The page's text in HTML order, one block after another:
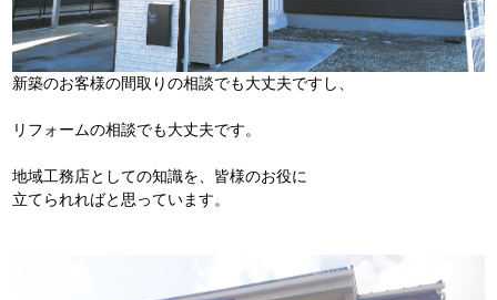
新築のお客様の間取りの相談でも大丈夫ですし、
リフォームの相談でも大丈夫です。
地域工務店としての知識を、皆様のお役に
立てられればと思っています。